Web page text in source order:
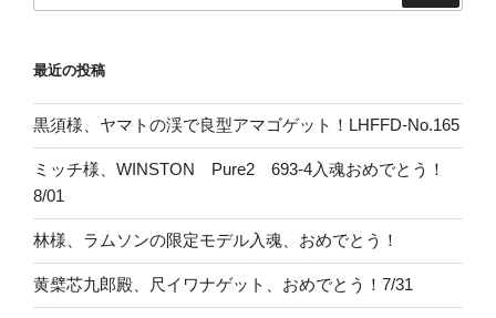
最近の投稿
黒須様、ヤマトの渓で良型アマゴゲット！LHFFD-No.165
ミッチ様、WINSTON Pure2 693-4入魂おめでとう！
8/01
林様、ラムソンの限定モデル入魂、おめでとう！
黄檗芯九郎殿、尺イワナゲット、おめでとう！7/31